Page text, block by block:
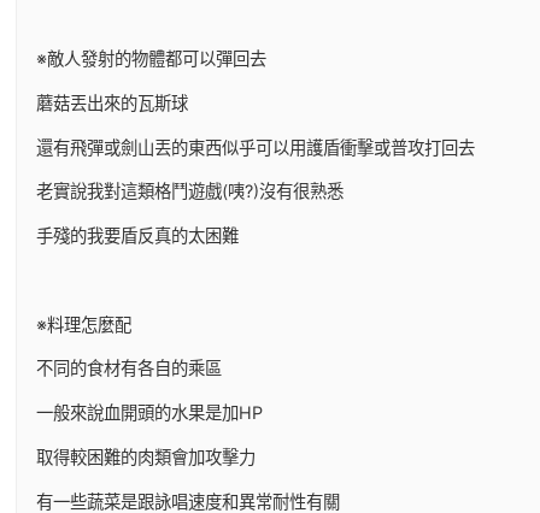
※敵人發射的物體都可以彈回去
蘑菇丟出來的瓦斯球
還有飛彈或劍山丟的東西似乎可以用護盾衝擊或普攻打回去
老實說我對這類格鬥遊戲(咦?)沒有很熟悉
手殘的我要盾反真的太困難
※料理怎麼配
不同的食材有各自的乘區
一般來說血開頭的水果是加HP
取得較困難的肉類會加攻擊力
有一些蔬菜是跟詠唱速度和異常耐性有關